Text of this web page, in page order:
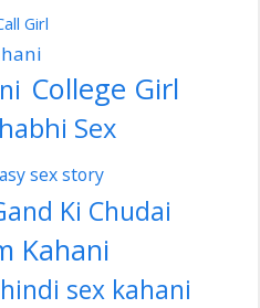
Girl
College Girl
Sex
sex story
Ki Chudai
Kahani
hindi sex kahani